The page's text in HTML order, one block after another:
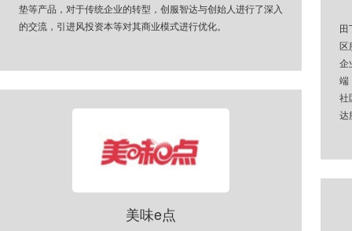
垫等产品，对于传统企业的转型，创服智达与创始人进行了深入
的交流，引进风投资本等对其商业模式进行优化。
美味e点
田
区
企
端
社
达